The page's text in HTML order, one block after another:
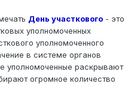
День участкового - это
уполномоченных
уполномоченного
в системе органов
уполномоченные раскрывают
огромное количество